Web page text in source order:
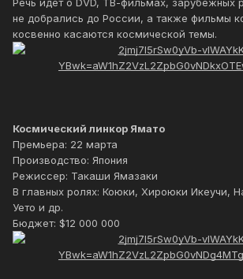
Речь идет о DVD, ТВ-фильмах, зарубежных
не добрались до России, а также фильмы
косвенно касаются космической темы.
Космический линкор Ямато
Премьера: 22 марта
Производство: Япония
Режиссер: Такаши Ямазаки
В главных ролях: Коюки, Хироюки Икеучи,
Уето и др.
Бюджет: $12 000 000